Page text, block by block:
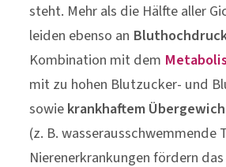
steht. Mehr als die Hälfte aller
leiden ebenso an
Kombination mit dem
mit zu hohen Blutzucker- und
sowiekrankhaftem
(z. B. wasserausschwemmende
Nierenerkrankungen fördern